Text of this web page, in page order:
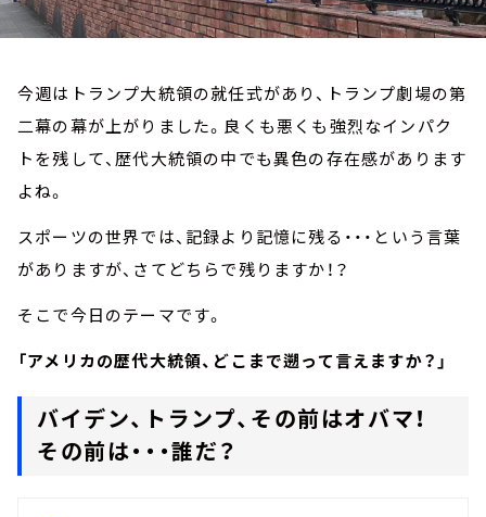
今週はトランプ大統領の就任式があり、トランプ劇場の第
二幕の幕が上がりました。良くも悪くも強烈なインパク
トを残して、歴代大統領の中でも異色の存在感があります
よね。
スポーツの世界では、記録より記憶に残る・・・という言葉
がありますが、さてどちらで残りますか！？
そこで今日のテーマです。
「アメリカの歴代大統領、どこまで遡って言えますか？」
バイデン、トランプ、その前はオバマ！
その前は・・・誰だ？